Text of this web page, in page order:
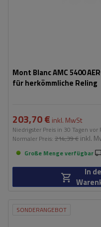
Mont Blanc AMC 5400
für herkömmliche Reling
203,70 € inkl. MwSt
Niedrigster Preis in 30 Tagen vor
Normaler Preis: 214,39 € inkl.
Große Menge verfügbar
In
SONDERANGEBOT